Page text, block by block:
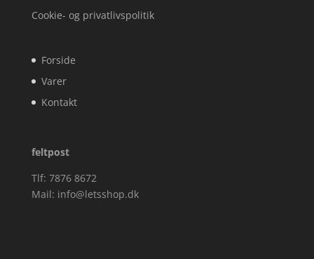
Cookie- og privatlivspolitik
Forside
Varer
Kontakt
feltpost
Tlf: 7876 8672
Mail: info@letsshop.dk